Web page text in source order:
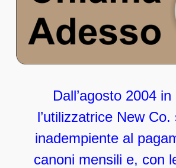
Dall’agosto 2004
l’utilizzatrice New
inadempiente al
canoni mensili e, con